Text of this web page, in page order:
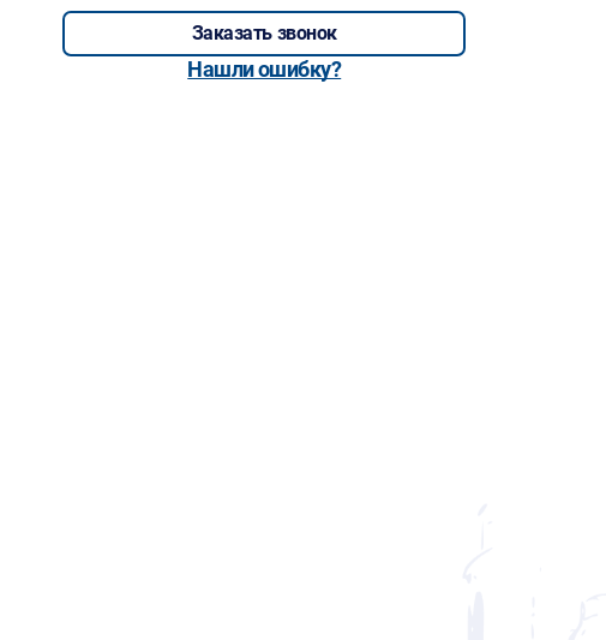
Заказать звонок
Нашли ошибку?